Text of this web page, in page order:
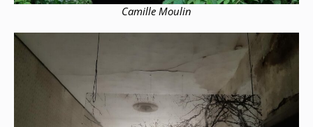
Camille Moulin